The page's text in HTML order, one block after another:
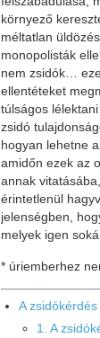
környező
méltatlan
monopolisták
nem zsidók…
ellentéteket
túlságos
zsidó
hogyan lehetne
amidőn ezek az
annak
érintetlenül
jelenségben,
melyek igen
* úriemberhez
A
1. A